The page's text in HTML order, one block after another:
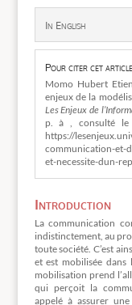
In English
Pour citer cet
Momo Hubert
enjeux de la
Les Enjeux de
p. à , consulté
https://
communication-et-
et-necessite-dun-
Introduction
La communication
indistinctement, au
toute société. C’est
et est mobilisée dans
mobilisation prend
qui perçoit la
appelé à assurer